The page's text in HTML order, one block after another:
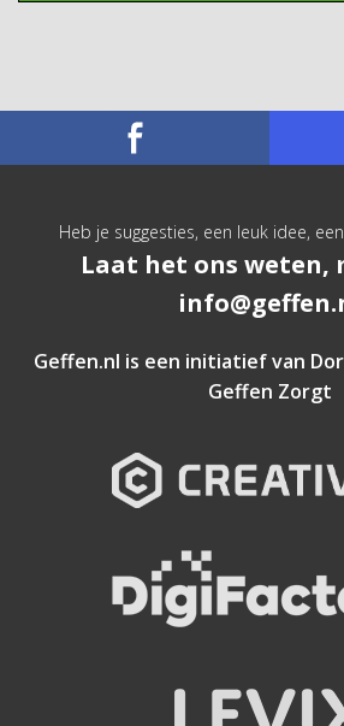
Heb je suggesties, een leuk idee,
Laat het ons weten,
Geffen.nl is een initiatief van
Geffen Zorgt